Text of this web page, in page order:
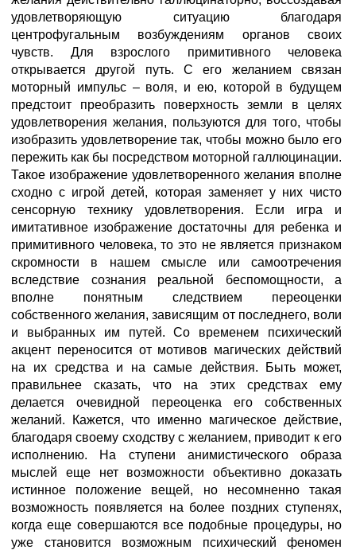
удовлетворяющую ситуацию благодаря
центрофугальным возбуждениям органов своих
чувств. Для взрослого примитивного человека
открывается другой путь. С его желанием связан
моторный импульс – воля, и ею, которой в будущем
предстоит преобразить поверхность земли в целях
удовлетворения желания, пользуются для того, чтобы
изобразить удовлетворение так, чтобы можно было его
пережить как бы посредством моторной галлюцинации.
Такое изображение удовлетворенного желания вполне
сходно с игрой детей, которая заменяет у них чисто
сенсорную технику удовлетворения. Если игра и
имитативное изображение достаточны для ребенка и
примитивного человека, то это не является признаком
скромности в нашем смысле или самоотречения
вследствие сознания реальной беспомощности, а
вполне понятным следствием переоценки
собственного желания, зависящим от последнего, воли
и выбранных им путей. Со временем психический
акцент переносится от мотивов магических действий
на их средства и на самые действия. Быть может,
правильнее сказать, что на этих средствах ему
делается очевидной переоценка его собственных
желаний. Кажется, что именно магическое действие,
благодаря своему сходству с желанием, приводит к его
исполнению. На ступени анимистического образа
мыслей еще нет возможности объективно доказать
истинное положение вещей, но несомненно такая
возможность появляется на более поздних ступенях,
когда еще совершаются все подобные процедуры, но
уже становится возможным психический феномен